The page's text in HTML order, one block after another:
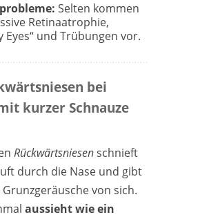
Selten kommen
Retinaatrophie,
Eyes“ und Trübungen vor.
bei
kurzer Schnauze
Rückwärtsniesenschnieft
durch die Nase und gibt
von sich.
aussieht wie ein